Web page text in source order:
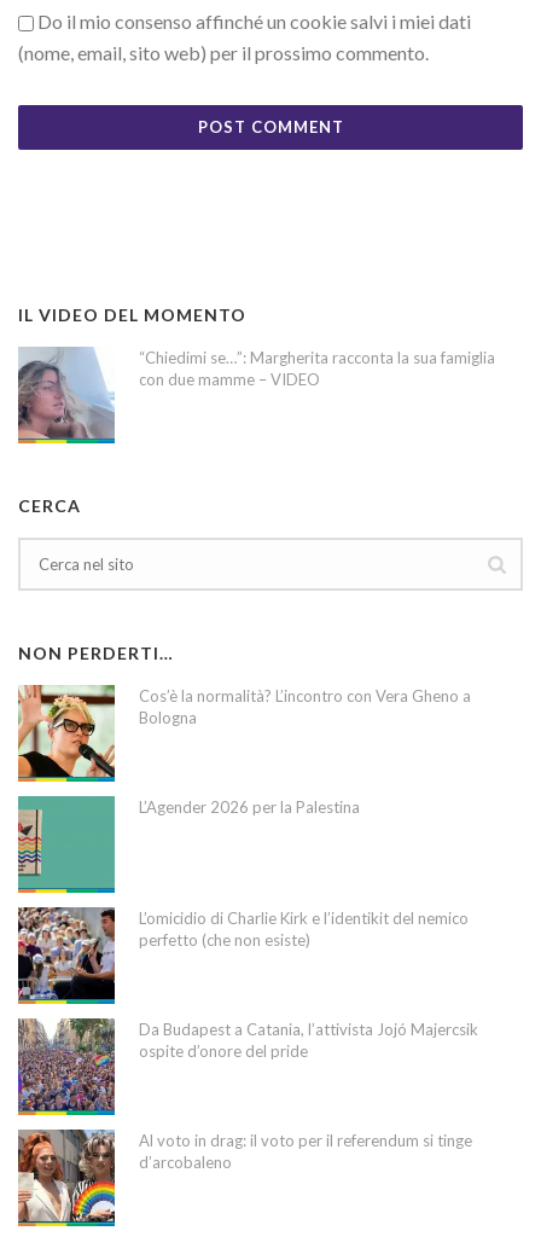
Do il mio consenso affinché un cookie salvi i miei dati
(nome, email, sito web) per il prossimo commento.
IL VIDEO DEL MOMENTO
“Chiedimi se…”: Margherita racconta la sua famiglia
con due mamme – VIDEO
CERCA
NON PERDERTI…
Cos’è la normalità? L’incontro con Vera Gheno a
Bologna
L’Agender 2026 per la Palestina
L’omicidio di Charlie Kirk e l’identikit del nemico
perfetto (che non esiste)
Da Budapest a Catania, l’attivista Jojó Majercsik
ospite d’onore del pride
Al voto in drag: il voto per il referendum si tinge
d’arcobaleno